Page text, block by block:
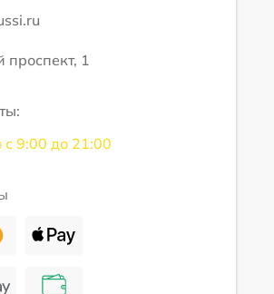
проспект, 1
9:00 до 21:00